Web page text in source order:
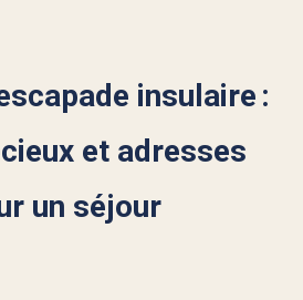
insulaire :
et adresses
un séjour